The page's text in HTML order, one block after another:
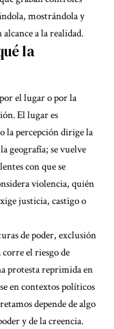
mostrándola y
a la realidad.
la
el lugar o por la
El lugar es
la percepción dirige la
geografía; se vuelve
con que se
violencia, quién
justicia, castigo o
de poder, exclusión
el riesgo de
protesta reprimida en
en contextos políticos
depende de algo
y de la creencia.